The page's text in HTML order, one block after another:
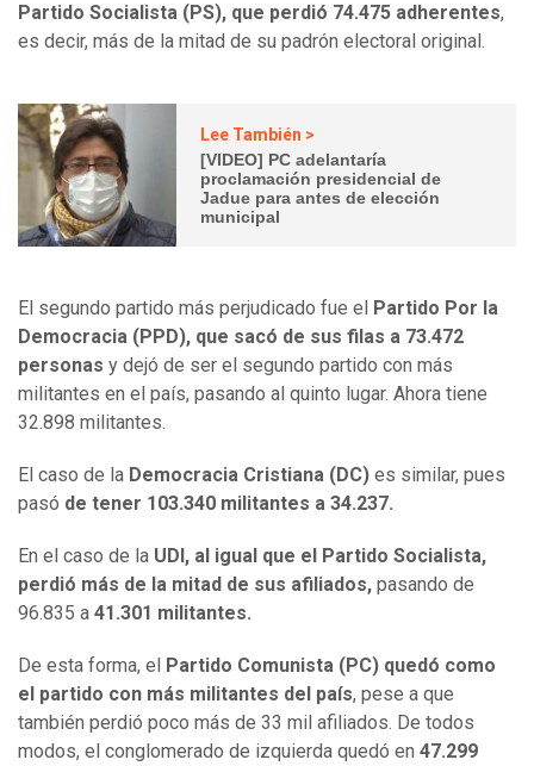
Partido Socialista (PS), que perdió 74.475 adherentes,
es decir, más de la mitad de su padrón electoral original.
Lee También >
[VIDEO] PC adelantaría
proclamación presidencial de
Jadue para antes de elección
municipal
El segundo partido más perjudicado fue el
Partido Por la
Democracia (PPD), que sacó de sus filas a 73.472
personas y dejó de ser el segundo partido con más
militantes en el país, pasando al quinto lugar. Ahora tiene
32.898 militantes.
El caso de la Democracia Cristiana (DC) es similar, pues
pasó de tener 103.340 militantes a 34.237.
En el caso de la UDI, al igual que el Partido Socialista,
perdió más de la mitad de sus afiliados, pasando de
96.835 a 41.301 militantes.
De esta forma, el
Partido Comunista (PC) quedó como
el partido con más militantes del país, pese a que
también perdió poco más de 33 mil afiliados. De todos
modos, el conglomerado de izquierda quedó en 47.299